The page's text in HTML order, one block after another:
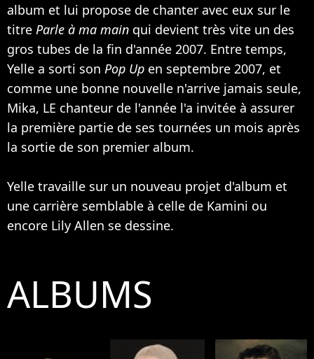
album et lui propose de chanter avec eux sur le
titre Parle à ma main qui devient très vite un des
gros tubes de la fin d'année 2007. Entre temps,
Yelle a sorti son Pop Up en septembre 2007, et
comme une bonne nouvelle n'arrive jamais seule,
Mika, LE chanteur de l'année l'a invitée à assurer
la première partie de ses tournées un mois après
la sortie de son premier album.
Yelle travaille sur un nouveau projet d'album et
une carrière semblable à celle de Kamini ou
encore Lily Allen se dessine.
ALBUMS